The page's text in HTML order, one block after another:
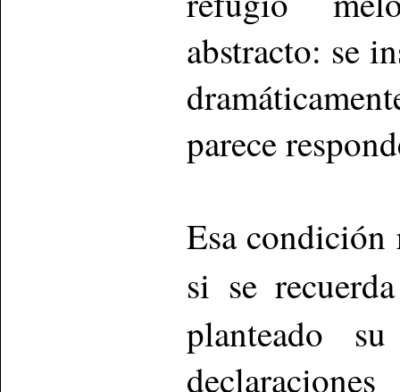
abstracto: se
parece
Esa condición
si se
planteado